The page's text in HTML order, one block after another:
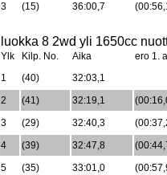
3
(15) 36:00,7
luokka 8 2wd yli 1650cc
Ylk Kilp. No. Aika
ero 1.
1
(40)
32:03,1
2
(41) 32:19,1
3
(29) 32:40,3
4
(39) 32:47,8
5
(35) 33:01,0